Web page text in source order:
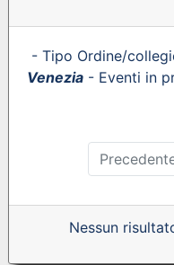
- Tipo Ordine/
Venezia - Eventi in
Nessun